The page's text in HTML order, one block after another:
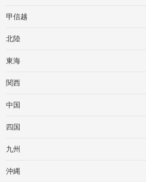
甲信越
北陸
東海
関西
中国
四国
九州
沖縄